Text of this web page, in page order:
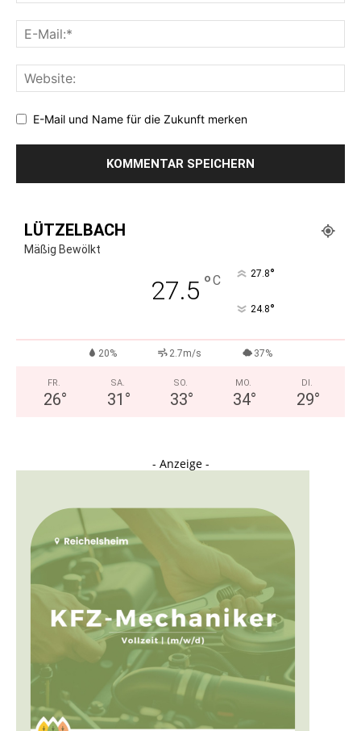
E-Mail und Name für die Zukunft merken
LÜTZELBACH
Mäßig Bewölkt
27.5 °C 27.8°
24.8°
20% 2.7m/s 37%
FR.
26°
SA.
31 °
SO.
33°
MO.
34°
DI.
29°
- Anzeige -